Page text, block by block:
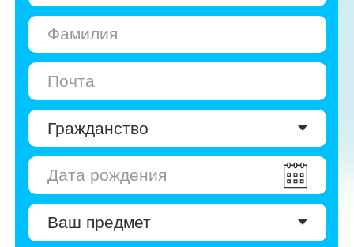
Даю согласие наобработку персональных
Даю согласие наполучение рекламы